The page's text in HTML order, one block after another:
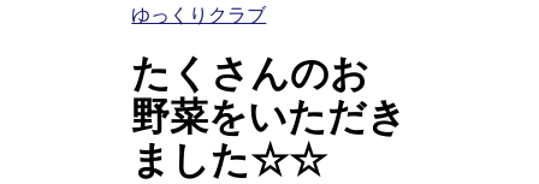
ゆっくりクラブ
たくさんのお
野菜をいただき
ました☆☆